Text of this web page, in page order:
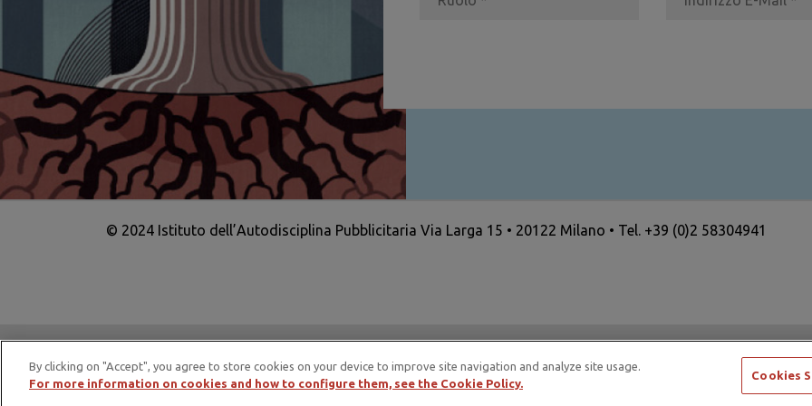
© 2024 Istituto dell’Autodisciplina Pubblicitaria Via Larga 15 • 20122 Milano • Tel. +39 (0)2 58304941
IAP è membro di EASA – European Advertising Standards Alliance e di ICAS – International Council
By clicking on "Accept", you agree to store cookies on your device to improve site navigation and analyze site usage.
For more information on cookies and how to configure them, see the Cookie Policy.
Cookies